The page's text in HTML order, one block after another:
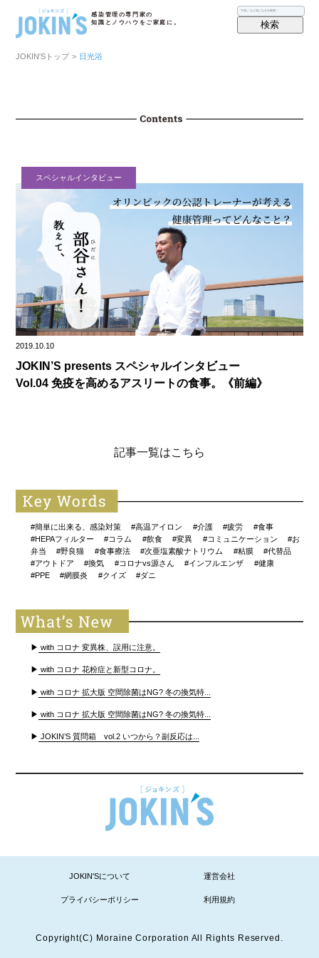
感染管理の専門家の
知識とノウハウをご家庭に。
検索
JOKIN′Sトップ > 日光浴
スペシャルインタビュー
2019.10.10
JOKIN’S presents スペシャルインタビュー
Vol.04 免疫を高めるアスリートの食事。《前編》
記事一覧はこちら
#簡単に出来る、感染対策 #高温アイロン #介護 #疲労
#食事
#HEPAフィルター
#コラム #飲食 #変異 #コミュニケーション
#お
弁当
#野良猫 #食事療法 #次亜塩素酸ナトリウム #粘膜
#代替品
#アウトドア
#換気 #コロナvs源さん #インフルエンザ
#健康
#PPE
#網膜炎 #クイズ #ダニ
▶ with コロナ 変異株、誤用に注意。
▶ with コロナ 花粉症と新型コロナ。
▶ with コロナ 拡大版 空間除菌はNG? 冬の換気特...
▶ with コロナ 拡大版 空間除菌はNG? 冬の換気特...
▶ JOKIN’S 質問箱 vol.2 いつから？副反応は...
JOKIN'Sについて 運営会社
プライバシーポリシー 利用規約
Copyright(C) Moraine Corporation All Rights Reserved.